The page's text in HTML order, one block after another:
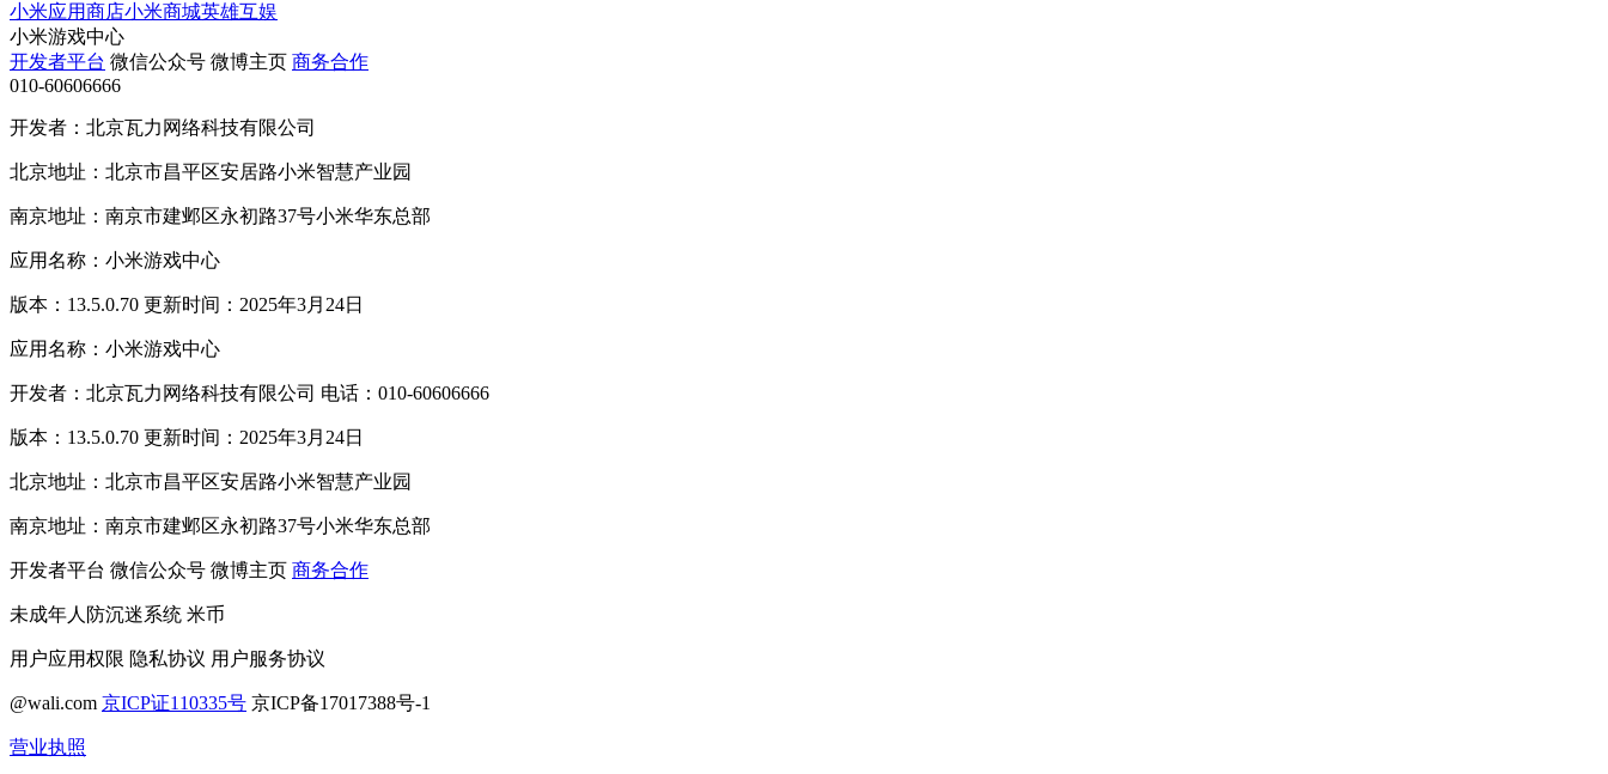
小米应用商店小米商城英雄互娱
小米游戏中心
开发者平台 微信公众号 微博主页 商务合作
010-60606666
开发者：北京瓦力网络科技有限公司
北京地址：北京市昌平区安居路小米智慧产业园
南京地址：南京市建邺区永初路37号小米华东总部
应用名称：小米游戏中心
版本：13.5.0.70 更新时间：2025年3月24日
应用名称：小米游戏中心
开发者：北京瓦力网络科技有限公司 电话：010-60606666
版本：13.5.0.70 更新时间：2025年3月24日
北京地址：北京市昌平区安居路小米智慧产业园
南京地址：南京市建邺区永初路37号小米华东总部
开发者平台 微信公众号 微博主页 商务合作
未成年人防沉迷系统 米币
用户应用权限 隐私协议 用户服务协议
@wali.com 京ICP证110335号 京ICP备17017388号-1
营业执照